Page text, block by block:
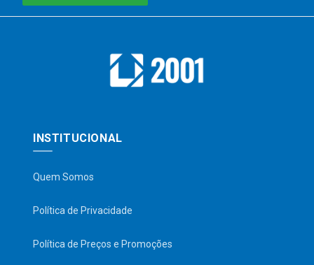
INSTITUCIONAL
Quem Somos
Política de Privacidade
Política de Preços e Promoções